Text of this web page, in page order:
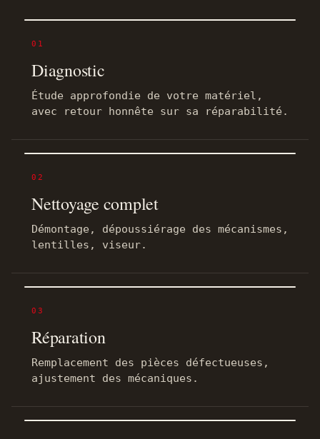
01
Diagnostic
Étude approfondie de votre matériel,
avec retour honnête sur sa réparabilité.
02
Nettoyage complet
Démontage, dépoussiérage des mécanismes,
lentilles, viseur.
03
Réparation
Remplacement des pièces défectueuses,
ajustement des mécaniques.